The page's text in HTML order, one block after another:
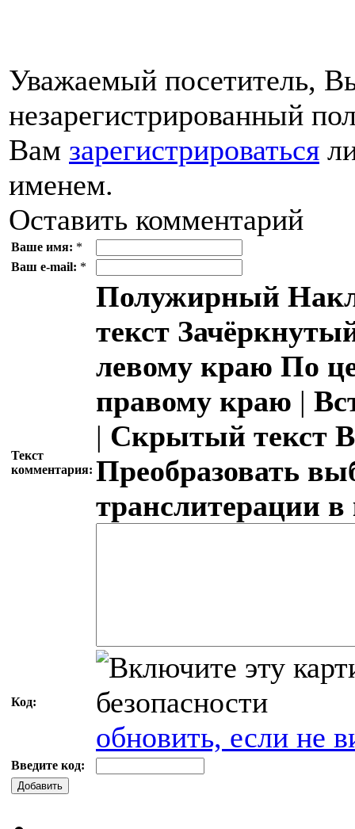
Уважаемый посетитель,
незарегистрированный
Вам зарегистрироваться
именем.
Оставить комментарий
Ваше имя: *
Ваш e-mail: *
Текст
комментария:
Полужирный
текст
левому краю По
правому краю |
| Скрытый текст
Преобразовать
транслитерации
Код:
обновить, если не
Введите код:
Добавить